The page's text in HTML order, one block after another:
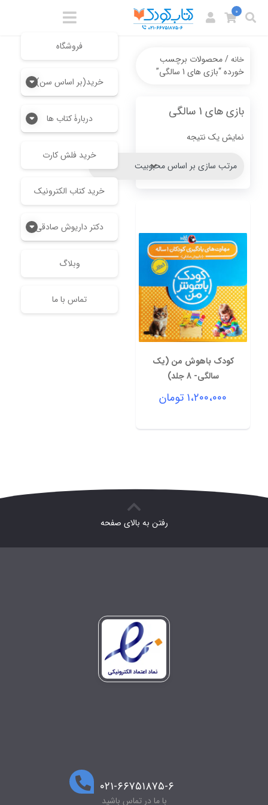
فروشگاه
خرید(بر اساس سن)
دربارۀ کتاب ها
خرید فلش کارت
خرید کتاب الکترونیک
دکتر داریوش صادقی
وبلاگ
تماس با ما
0
خانه/ محصولات برچسب
خورده “بازی های 1 سالگی”
بازی های 1 سالگی
نمایش یک نتیجه
کودک باهوش من (یک
سالگی- 8 جلد)
۱،۲۰۰،۰۰۰ تومان
رفتن به بالای صفحه
۰۲۱-۶۶۷۵۱۸۷۵-۶
با ما در تماس باشید